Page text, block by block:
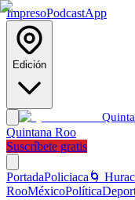
ImpresoPodcastApp
Edición
Quinta
Quintana Roo
Suscríbete gratis
PortadaPoliciaca 🌀
RooMéxicoPolítica